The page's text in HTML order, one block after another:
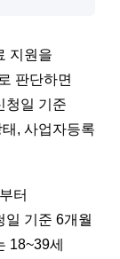
지원을
판단하면
청일 기준
, 사업자등록
터
일 기준 6개월
18~39세